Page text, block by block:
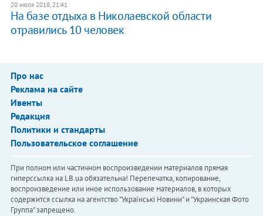
20 июля 2018, 21:41
На базе отдыха в Николаевской области
отравились 10 человек
Про нас
Реклама на сайте
Ивенты
Редакция
Политики и стандарты
Пользовательское соглашение
При полном или частичном воспроизведении материалов прямая
гиперссылка на LB.ua обязательна! Перепечатка, копирование,
воспроизведение или иное использование материалов, в которых
содержится ссылка на агентство "Українськi Новини" и "Украинская Фото
Группа" запрещено.